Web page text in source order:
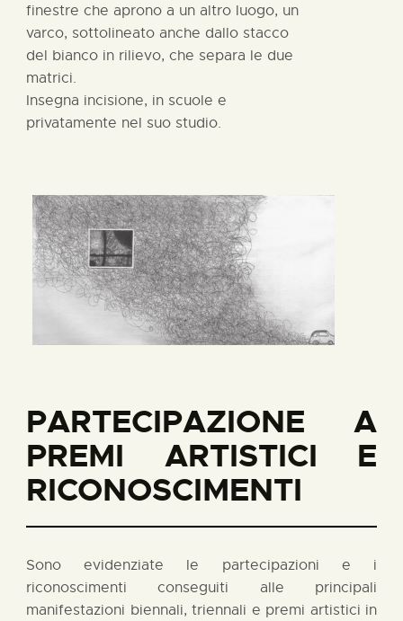
finestre che aprono a un altro luogo, un
varco, sottolineato anche dallo stacco
del bianco in rilievo, che separa le due
matrici.
Insegna incisione, in scuole e
privatamente nel suo studio.
PARTECIPAZIONE A
PREMI ARTISTICI E
RICONOSCIMENTI
Sono evidenziate le partecipazioni e i
riconoscimenti conseguiti alle principali
manifestazioni biennali, triennali e premi artistici in